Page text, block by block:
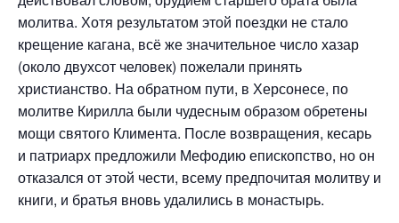
молитва. Хотя результатом этой поездки не стало
крещение кагана, всё же значительное число хазар
(около двухсот человек) пожелали принять
христианство. На обратном пути, в Херсонесе, по
молитве Кирилла были чудесным образом обретены
мощи святого Климента. После возвращения, кесарь
и патриарх предложили Мефодию епископство, но он
отказался от этой чести, всему предпочитая молитву и
книги, и братья вновь удалились в монастырь.